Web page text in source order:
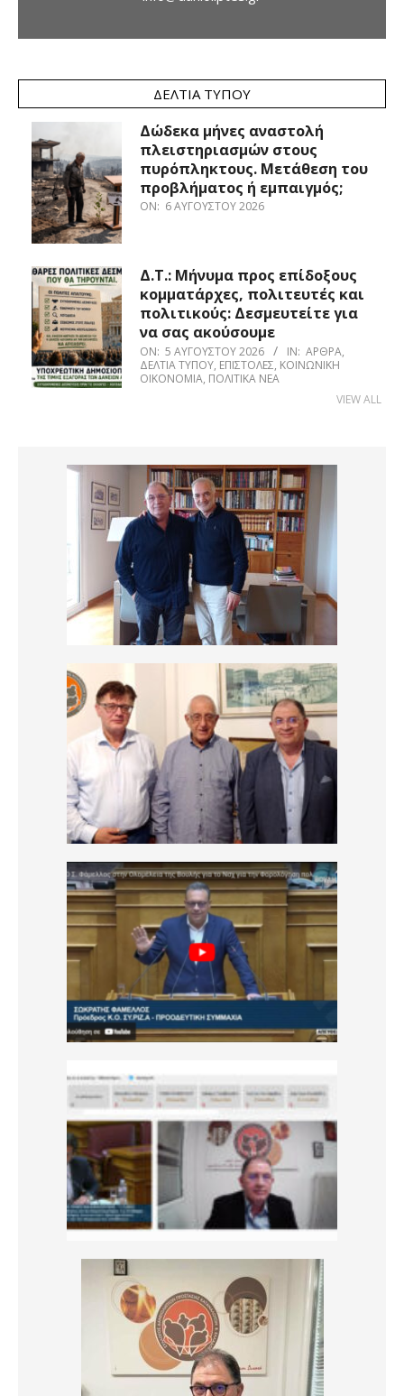
ΔΕΛΤΊΑ ΤΎΠΟΥ
Δώδεκα μήνες αναστολή
πλειστηριασμών στους
πυρόπληκτους. Μετάθεση του
προβλήματος ή εμπαιγμός;
ON: 6 ΑΥΓΟΎΣΤΟΥ 2026
Δ.Τ.: Μήνυμα προς επίδοξους
κομματάρχες, πολιτευτές και
πολιτικούς: Δεσμευτείτε για
να σας ακούσουμε
ON: 5 ΑΥΓΟΎΣΤΟΥ 2026 IN: ΆΡΘΡΑ,
ΔΕΛΤΊΑ ΤΎΠΟΥ, ΕΠΙΣΤΟΛΈΣ, ΚΟΙΝΩΝΙΚΉ
ΟΙΚΟΝΟΜΊΑ, ΠΟΛΙΤΙΚΆ ΝΈΑ
VIEW ALL